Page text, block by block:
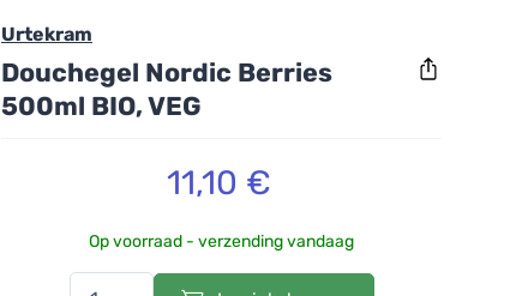
Urtekram
Douchegel Nordic Berries
500ml BIO, VEG
11,10 €
Op voorraad - verzending vandaag